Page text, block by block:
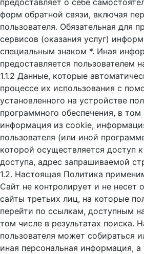
предоставляет о себе
форм обратной связи, включая
пользователя. Обязательная для
сервисов (оказания услуг)
специальным знаком *. Иная
предоставляется пользователем
1.1.2 Данные, которые
процессе их использования с
установленного на устройстве
программного обеспечения, в том
информация из cookie,
пользователя (или иной
которой осуществляется доступ
доступа, адрес запрашиваемой
1.2. Настоящая Политика
Сайт не контролирует и не несет
сайты третьих лиц, на которые
перейти по ссылкам, доступным
том числе в результатах поиска.
пользователя может собираться
иная персональная информация,